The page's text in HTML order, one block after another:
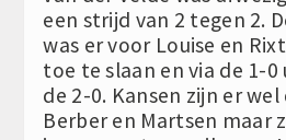
een strijd van 2 tegen 2.
was er voor Louise en
toe te slaan en via de 1-
de 2-0. Kansen zijn er
Berber en Martsen maar